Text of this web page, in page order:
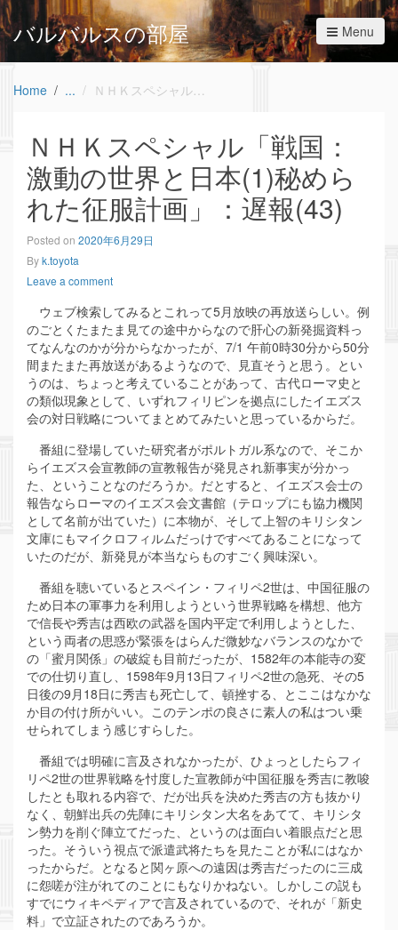
バルバルスの部屋 Menu
Home ＮＨＫスペシャル「戦国：激動の世界と日本(1)秘められた征服計画」：遅報(43)
ＮＨＫスペシャル「戦国：
激動の世界と日本(1)秘めら
れた征服計画」：遅報(43)
Posted on 2020年6月29日
Byk.toyota
Leave a comment
ウェブ検索してみるとこれって5月放映の再放送らしい。例
のごとくたまたま見ての途中からなので肝心の新発掘資料っ
てなんなのかが分からなかったが、7/1 午前0時30分から50分
間またまた再放送があるようなので、見直そうと思う。とい
うのは、ちょっと考えていることがあって、古代ローマ史と
の類似現象として、いずれフィリピンを拠点にしたイエズス
会の対日戦略についてまとめてみたいと思っているからだ。
番組に登場していた研究者がポルトガル系なので、そこか
らイエズス会宣教師の宣教報告が発見され新事実が分かっ
た、ということなのだろうか。だとすると、イエズス会士の
報告ならローマのイエズス会文書館（テロップにも協力機関
として名前が出ていた）に本物が、そして上智のキリシタン
文庫にもマイクロフィルムだっけですべてあることになって
いたのだが、新発見が本当ならものすごく興味深い。
番組を聴いているとスペイン・フィリペ2世は、中国征服の
ため日本の軍事力を利用しようという世界戦略を構想、他方
で信長や秀吉は西欧の武器を国内平定で利用しようとした、
という両者の思惑が緊張をはらんだ微妙なバランスのなかで
の「蜜月関係」の破綻も目前だったが、1582年の本能寺の変
での仕切り直し、1598年9月13日フィリペ2世の急死、その5
日後の9月18日に秀吉も死亡して、頓挫する、とここはなかな
か目の付け所がいい。このテンポの良さに素人の私はつい乗
せられてしまう感じすらした。
番組では明確に言及されなかったが、ひょっとしたらフィ
リペ2世の世界戦略を忖度した宣教師が中国征服を秀吉に教唆
したとも取れる内容で、だが出兵を決めた秀吉の方も抜かり
なく、朝鮮出兵の先陣にキリシタン大名をあてて、キリシタ
ン勢力を削ぐ陣立てだった、というのは面白い着眼点だと思
った。そういう視点で派遣武将たちを見たことが私にはなか
ったからだ。となると関ヶ原への遠因は秀吉だったのに三成
に怨嗟が注がれてのことにもなりかねない。しかしこの説も
すでにウィキペディアで言及されているので、それが「新史
料」で立証されたのであろうか。